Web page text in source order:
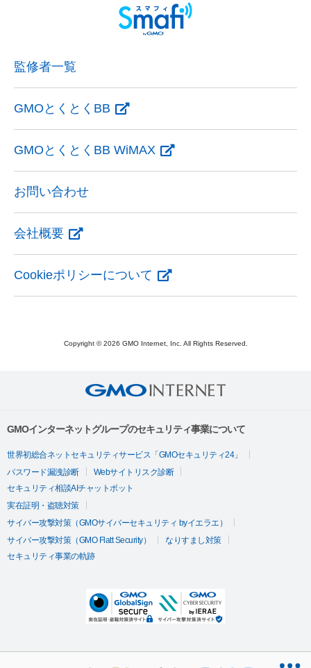
監修者一覧
GMOとくとくBB
GMOとくとくBB WiMAX
お問い合わせ
会社概要
Cookieポリシーについて
Copyright © 2026 GMO Internet, Inc. All Rights Reserved.
GMOインターネットグループのセキュリティ事業について
世界初総合ネットセキュリティサービス「GMOセキュリティ24」
パスワード漏洩診断
Webサイトリスク診断
セキュリティ相談AIチャットボット
実在証明・盗聴対策
サイバー攻撃対策（GMOサイバーセキュリティ byイエラエ）
サイバー攻撃対策（GMO Flatt Security）
なりすまし対策
セキュリティ事業の軌跡